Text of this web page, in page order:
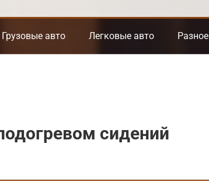
Грузовые авто Легковые авто Разное
сидений